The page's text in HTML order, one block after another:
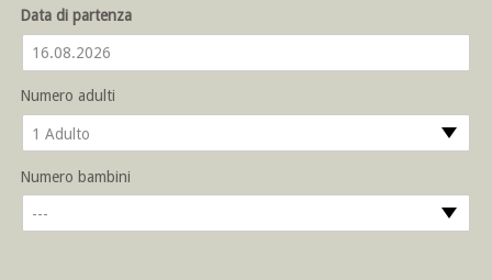
Data di partenza
Numero adulti
1 Adulto
Numero bambini
---